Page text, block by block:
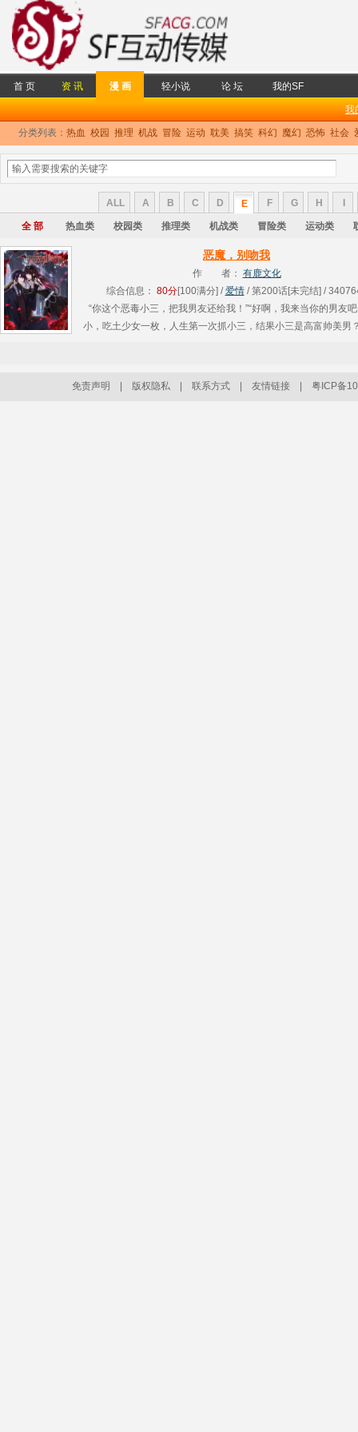
首 页 资 讯 漫 画 轻小说 论 坛 我的SF
我
分类列表： 热血 校园 推理 机战 冒险 运动 耽美 搞笑 科幻 魔幻 恐怖 社会
ALL A B C D E F G H
全 部 热血类 校园类 推理类 机战类 冒险类 运动类
恶魔，别吻我
作 者： 有鹿文化
综合信息： 80分[100满分] /爱情/ 第200话[未完结] /
“你这个恶毒小三，把我男友还给我！”“好啊，我来当你的男友吧
小，吃土少女一枚，人生第一次抓小三，结果小三是高富帅美男
免责声明 版权隐私 联系方式 友情链接 粤ICP备